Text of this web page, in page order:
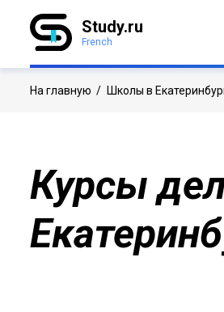
Study.ru
French
На главную / Школы в
Курсы